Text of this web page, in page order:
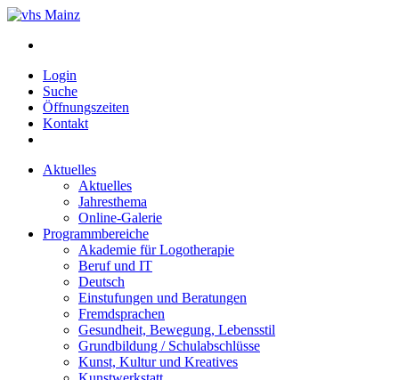
Login
Suche
Öffnungszeiten
Kontakt
Aktuelles
Aktuelles
Jahresthema
Online-Galerie
Programmbereiche
Akademie für Logotherapie
Beruf und IT
Deutsch
Einstufungen und Beratungen
Fremdsprachen
Gesundheit, Bewegung, Lebensstil
Grundbildung / Schulabschlüsse
Kunst, Kultur und Kreatives